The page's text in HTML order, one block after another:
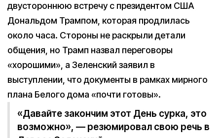
двустороннюю встречу с президентом США
Дональдом Трампом, которая продлилась
около часа. Стороны не раскрыли детали
общения, но Трамп назвал переговоры
«хорошими», а Зеленский заявил в
выступлении, что документы в рамках мирного
плана Белого дома «почти готовы».
«Давайте закончим этот День сурка, это
возможно», — резюмировал свою речь в